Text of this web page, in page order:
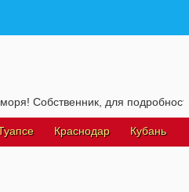
Кубань
Краснодар
для подробностей,